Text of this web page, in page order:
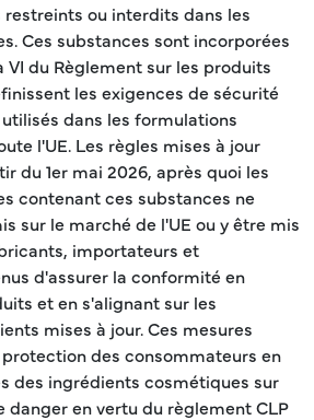
ou interdits dans les
Ces substances sont incorporées
VI du Règlement sur les produits
les exigences de sécurité
dans les formulations
l'UE. Les règles mises à jour
du 1er mai 2026, après quoi les
contenant ces substances ne
sur le marché de l'UE ou y être mis
importateurs et
d'assurer la conformité en
et en s'alignant sur les
mises à jour. Ces mesures
des consommateurs en
des ingrédients cosmétiques sur
danger en vertu du règlement CLP